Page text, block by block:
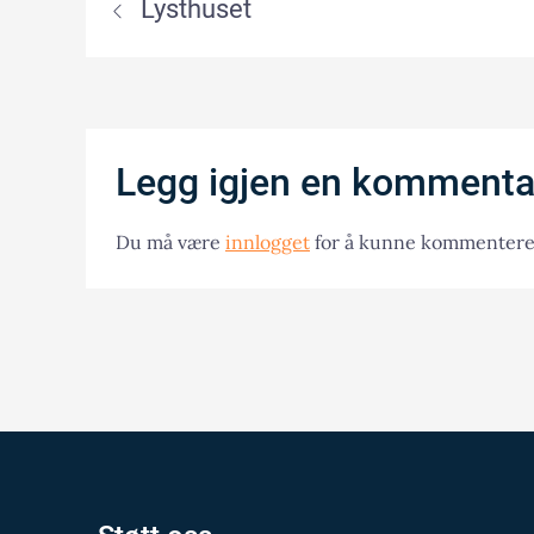
Lysthuset
Legg igjen en
Du må være innlogget for å kunne